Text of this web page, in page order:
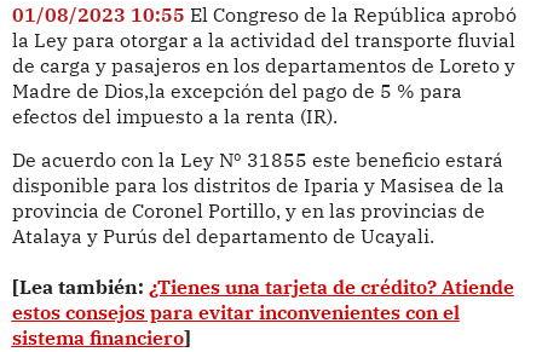
01/08/2023 10:55 El Congreso de la República aprobó
la Ley para otorgar a la actividad del transporte fluvial
de carga y pasajeros en los departamentos de Loreto y
Madre de Dios,la excepción del pago de 5 % para
efectos del impuesto a la renta (IR).
De acuerdo con la Ley Nº 31855 este beneficio estará
disponible para los distritos de Iparia y Masisea de la
provincia de Coronel Portillo, y en las provincias de
Atalaya y Purús del departamento de Ucayali.
[Lea también: ¿Tienes una tarjeta de crédito? Atiende
estos consejos para evitar inconvenientes con el
sistema financiero]